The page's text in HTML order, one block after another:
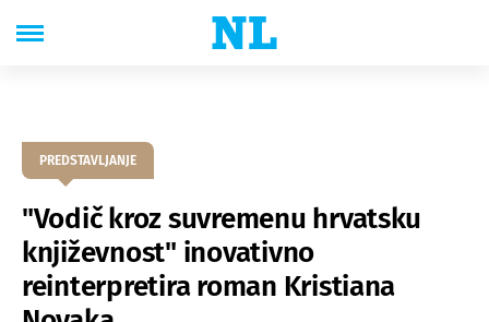
PREDSTAVLJANJE
"Vodič kroz suvremenu hrvatsku
književnost" inovativno
reinterpretira roman Kristiana